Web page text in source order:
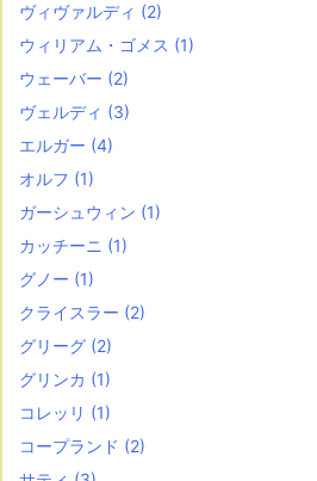
ヴィヴァルディ (2)
ウィリアム・ゴメス (1)
ウェーバー (2)
ヴェルディ (3)
エルガー (4)
オルフ (1)
ガーシュウィン (1)
カッチーニ (1)
グノー (1)
クライスラー (2)
グリーグ (2)
グリンカ (1)
コレッリ (1)
コープランド (2)